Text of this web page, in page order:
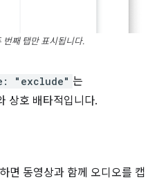
번째 탭만 표시됩니다.
"exclude" 는
상호 배타적입니다.
면 동영상과 함께 오디오를 캡